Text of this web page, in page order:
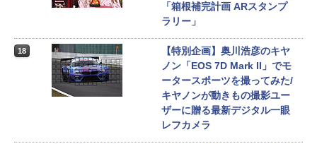
「箱根補完計画 ARスタンプ
ラリー」
18
【特別企画】奥川浩彦のキヤ
ノン「EOS 7D Mark II」でモ
ータースポーツを撮ってみた/
キヤノンが動きもの撮影ユー
ザーに贈る最新デジタル一眼
レフカメラ